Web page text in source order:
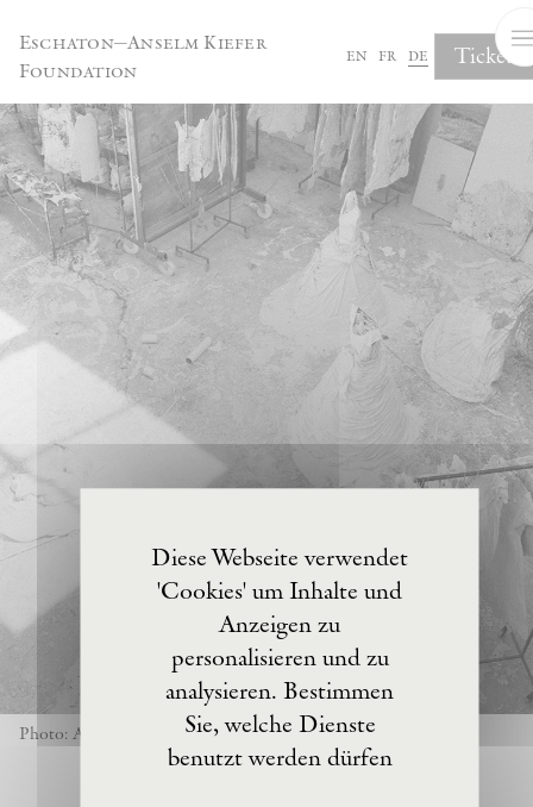
Eschaton—Anselm Kiefer
Foundation
en fr de Tickets
Photo: Anselm Kiefer
Diese Webseite verwendet
'Cookies' um Inhalte und
Anzeigen zu
personalisieren und zu
analysieren. Bestimmen
Sie, welche Dienste
benutzt werden dürfen